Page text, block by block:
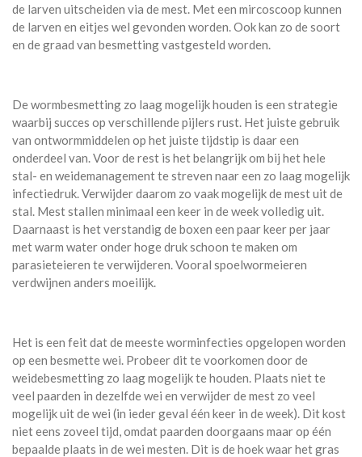
de larven uitscheiden via de mest. Met een mircoscoop kunnen
de larven en eitjes wel gevonden worden. Ook kan zo de soort
en de graad van besmetting vastgesteld worden.
De wormbesmetting zo laag mogelijk houden is een strategie
waarbij succes op verschillende pijlers rust. Het juiste gebruik
van ontwormmiddelen op het juiste tijdstip is daar een
onderdeel van. Voor de rest is het belangrijk om bij het hele
stal- en weidemanagement te streven naar een zo laag mogelijk
infectiedruk. Verwijder daarom zo vaak mogelijk de mest uit de
stal. Mest stallen minimaal een keer in de week volledig uit.
Daarnaast is het verstandig de boxen een paar keer per jaar
met warm water onder hoge druk schoon te maken om
parasieteieren te verwijderen. Vooral spoelwormeieren
verdwijnen anders moeilijk.
Het is een feit dat de meeste worminfecties opgelopen worden
op een besmette wei. Probeer dit te voorkomen door de
weidebesmetting zo laag mogelijk te houden. Plaats niet te
veel paarden in dezelfde wei en verwijder de mest zo veel
mogelijk uit de wei (in ieder geval één keer in de week). Dit kost
niet eens zoveel tijd, omdat paarden doorgaans maar op één
bepaalde plaats in de wei mesten. Dit is de hoek waar het gras